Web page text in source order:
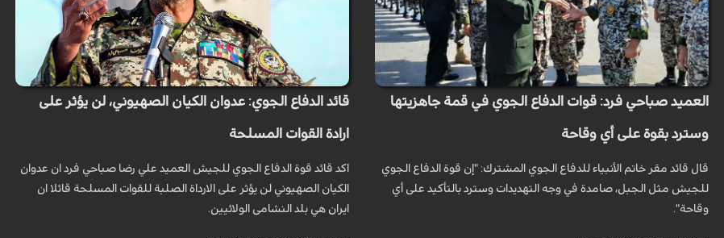
العميد صباحي فرد: قوات الدفاع الجوي في قمة جاهزيتها
وسترد بقوة على أي وقاحة
قال قائد مقر خاتم الأنبياء للدفاع الجوي المشترك: "إن قوة الدفاع الجوي
للجيش مثل الجبل، صامدة في وجه التهديدات وسترد بالتأكيد على أي
وقاحة".
قائد الدفاع الجوي: عدوان الكيان الصهيوني، لن يؤثر على
ارادة القوات المسلحة
اكد قائد قوة الدفاع الجوي للجيش العميد علي رضا صباحي فرد ان عدوان
الكيان الصهيوني لن يؤثر على الارداة الصلبة للقوات المسلحة قائلا ان
ايران هي بلد النشامى الولائيين.